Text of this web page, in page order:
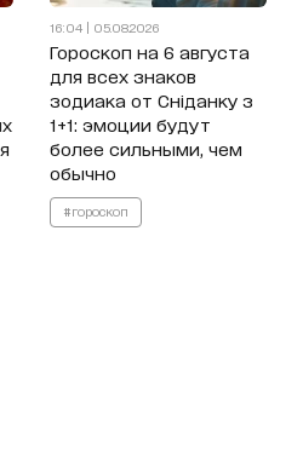
16:04 | 05.08.2026
Гороскоп на 6 августа
для всех знаков
зодиака от Сніданку з
1+1: эмоции будут
более сильными, чем
обычно
#гороскоп